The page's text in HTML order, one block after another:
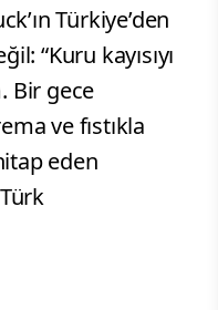
Türkiye’den
“Kuru kayısıyı
Bir gece
ve fıstıkla
eden